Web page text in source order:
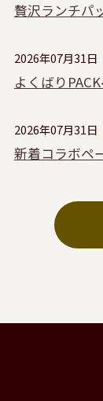
贅沢ランチパ
2026年07月31日
よくばり
2026年07月31日
新着コラボペ